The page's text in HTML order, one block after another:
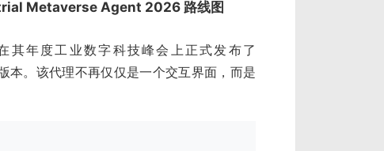
Metaverse Agent 2026 路线图
其年度工业数字科技峰会上正式发布了
。该代理不再仅仅是一个交互界面，而是